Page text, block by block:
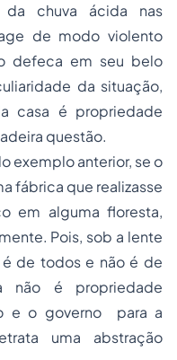
chuva ácida nas
de modo violento
defeca em seu belo
da situação,
casa é propriedade
questão.
exemplo anterior, se o
fábrica que realizasse
em alguma floresta,
Pois, sob a lente
é de todos e não é de
não é propriedade
e o governo  para a
uma abstração